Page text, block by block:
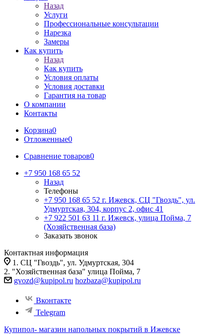
Назад
Услуги
Профессиональные консультации
Нарезка
Замеры
Как купить
Назад
Как купить
Условия оплаты
Условия доставки
Гарантия на товар
О компании
Контакты
Корзина0
Отложенные0
Сравнение товаров0
+7 950 168 65 52
Назад
Телефоны
+7 950 168 65 52 г. Ижевск, СЦ "Гвоздь", ул.
Удмуртская, 304, корпус 2, офис 41
+7 922 501 63 11 г. Ижевск, улица Пойма, 7
(Хозяйственная база)
Заказать звонок
Контактная информация
1. СЦ "Гвоздь", ул. Удмуртская, 304
2. "Хозяйственная база" улица Пойма, 7
gvozd@kupipol.ru hozbaza@kupipol.ru
Вконтакте
Telegram
Купипол- магазин напольных покрытий в Ижевске